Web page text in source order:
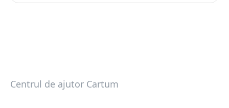
Centrul de ajutor Cartum